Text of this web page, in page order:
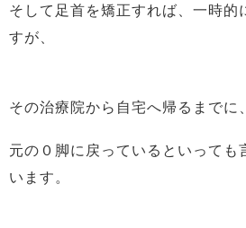
そして足首を矯正すれば、一時的
すが、
その治療院から自宅へ帰るまでに
元の０脚に戻っているといっても
います。